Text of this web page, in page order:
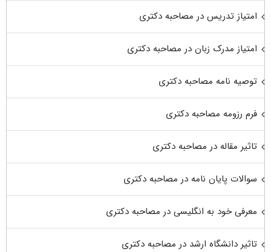
امتیاز تدریس در مصاحبه دکتری
امتیاز مدرک زبان در مصاحبه دکتری
توصیه نامه مصاحبه دکتری
فرم رزومه مصاحبه دکتری
تاثیر مقاله در مصاحبه دکتری
سوالات پایان نامه در مصاحبه دکتری
معرفی خود به انگلیسی در مصاحبه دکتری
تاثیر دانشگاه ارشد در مصاحبه دکتری